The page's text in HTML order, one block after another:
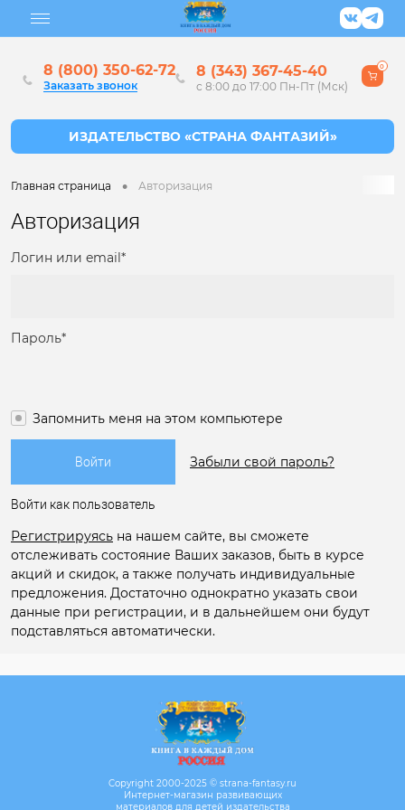
8 (800) 350-62-72
Заказать звонок
8 (343) 367-45-40
с 8:00 до 17:00 Пн-Пт (Мск)
0
Главная страница • Авторизация
Авторизация
Логин или email*
Пароль*
Запомнить меня на этом компьютере
Забыли свой пароль?
Войти как пользователь
Регистрируясь на нашем сайте, вы сможете
отслеживать состояние Ваших заказов, быть в курсе
акций и скидок, а также получать индивидуальные
предложения. Достаточно однократно указать свои
данные при регистрации, и в дальнейшем они будут
подставляться автоматически.
Copyright 2000-2025 © strana-fantasy.ru
Интернет-магазин развивающих
материалов для детей издательства